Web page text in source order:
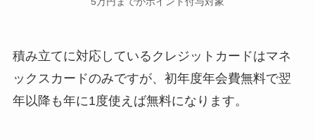
積み立てに対応しているクレジットカードはマネ
ックスカードのみですが、初年度年会費無料で翌
年以降も年に1度使えば無料になります。